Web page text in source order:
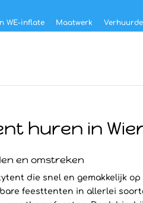
WE-inflate Maatwerk
huren in
en omstreken
die snel en gemakkelijk
feesttenten in allerlei